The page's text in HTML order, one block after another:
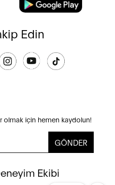
Edin
olmak için hemen kaydolun!
GÖNDER
Ekibi